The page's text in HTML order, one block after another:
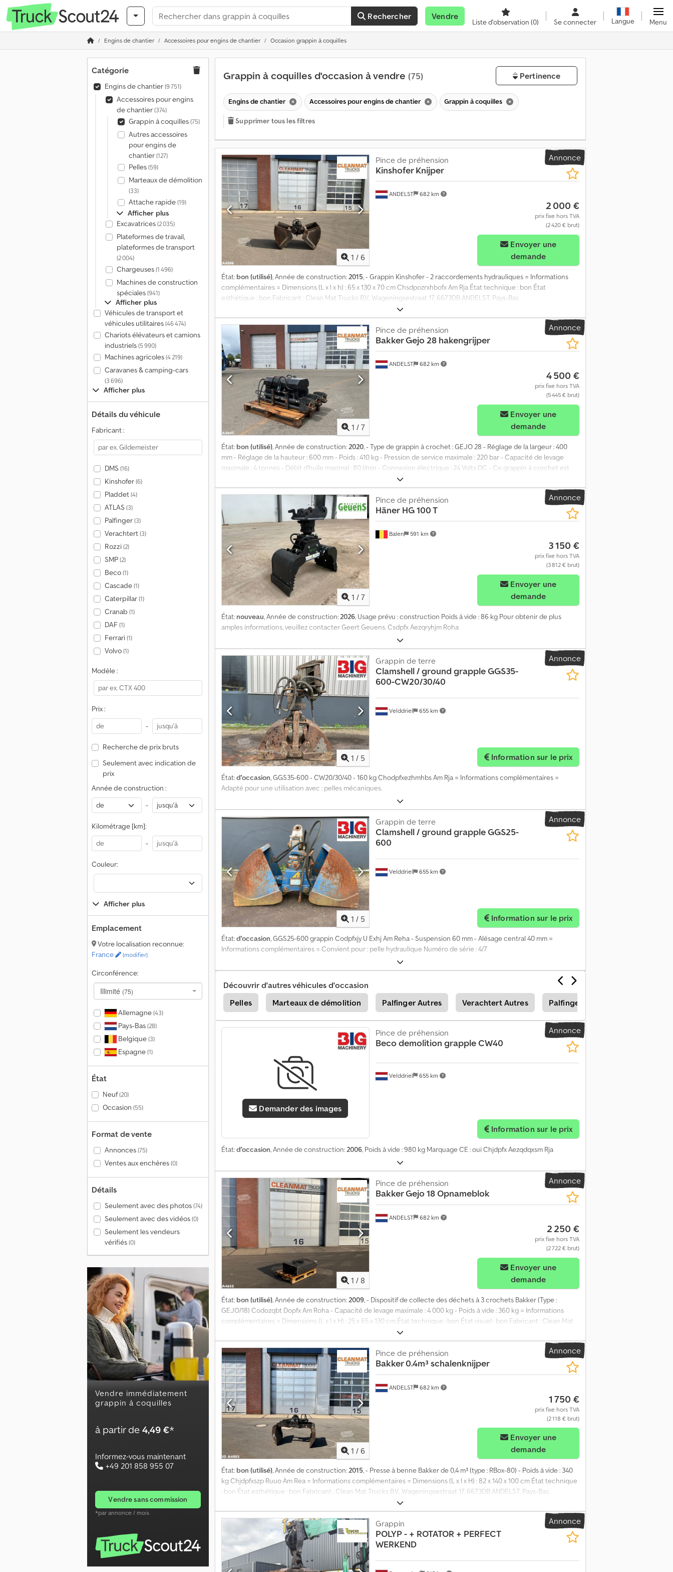
Rechercher Vendre
Liste d'observation (0) Se connecter Langue Menu
Engins de chantier Accessoires pour engins de chantier Occasion grappin à coquilles
Catégorie
Engins de chantier(9 751)
Accessoires pour engins
de chantier(374)
Grappin à coquilles(75)
Autres accessoires
pour engins de
chantier(127)
Pelles(59)
Marteaux de démolition
(33)
Attache rapide(19)
Afficher plus
Excavatrices(2 035)
Plateformes de travail,
plateformes de transport
(2 004)
Chargeuses(1 496)
Machines de construction
spéciales(941)
Afficher plus
Véhicules de transport et
véhicules utilitaires(46 474)
Chariots élévateurs et camions
industriels(5 990)
Machines agricoles(4 219)
Caravanes & camping-cars
(3 696)
Afficher plus
Détails du véhicule
Fabricant :
DMS (16)
Kinshofer(6)
Pladdet(4)
ATLAS (3)
Palfinger(3)
Verachtert(3)
Rozzi(2)
SMP(2)
Beco(1)
Cascade(1)
Caterpillar(1)
Cranab (1)
DAF (1)
Ferrari(1)
Volvo(1)
Modèle :
Prix :
-
Recherche de prix bruts
Seulement avec indication de
prix
Année de construction :
-
Kilométrage [km]:
-
Couleur:
Afficher plus
Emplacement
Votre localisation reconnue:
France
(modifier)
Circonférence:
Illimité (75)
Allemagne(43)
Pays-Bas(28)
Belgique(3)
Espagne(1)
État
Neuf(20)
Occasion (55)
Format de vente
Annonces(75)
Ventes aux enchères(0)
Détails
Seulement avec des photos(74)
Seulement avec des vidéos(0)
Seulement les vendeurs
vérifiés(0)
Vendre immédiatement
grappin à coquilles
à partir de4,49 €*
Informez-vous maintenant
+49 201 858 955 07
vendre sans commission
*par annonce / mois
Grappin à coquilles d'occasion à vendre (75) Pertinence
Engins de chantier Accessoires pour engins de chantier Grappin à coquilles
Supprimer tous les filtres
Annonce
1 / 6
ANDELST 682 km
Pince de préhension
Kinshofer Knijper
2 000 €
prix fixe hors TVA
(2 420 € brut)
demande
État: bon (utilisé), Année de construction:2015, - Grappin Kinshofer - 2 raccordements hydrauliques = Informations
complémentaires = Dimensions (L x l x h) : 65 x 130 x 70 cm Chsdpozrxhbofx Am Rja État technique : bon État
esthétique : bon Fabricant : Clean Mat Trucks B.V., Wageningsestraat 17, 6673DB ANDELST, Pays-Bas
Annonce
1 / 7
ANDELST 682 km
Pince de préhension
Bakker Gejo 28 hakengrijper
4 500 €
prix fixe hors TVA
(5 445 € brut)
demande
État: bon (utilisé), Année de construction:2020, - Type de grappin à crochet : GEJO 28 - Réglage de la largeur : 400
mm - Réglage de la hauteur : 600 mm - Poids : 410 kg - Pression de service maximale : 220 bar - Capacité de levage
maximale : 4 tonnes - Débit d'huile maximal : 80 l/min - Connexion électrique : 24 Volts DC - Ce grappin à crochet est
homologué jusqu'en février 2026 ! = Informations complémentaires = Dimensions (L x l x H) : 53 x 65 x 120 cm État
technique : bon État visuel : bon Cedpszrv Raefx Am Roha Fabricant : Clean Mat Trucks B.V. Wageningsestraat 17
6673DB ANDELST, NL
Annonce
1 / 7
Balen 591 km
Pince de préhension
Häner HG 100 T
3 150 €
prix fixe hors TVA
(3 812 € brut)
demande
État: nouveau, Année de construction:2026, Usage prévu : construction Poids à vide : 86 kg Pour obtenir de plus
amples informations, veuillez contacter Geert Geuens. Csdpfx Aezqryhjm Roha
Annonce
1 / 5
Velddriel 655 km
Grappin de terre
Clamshell / ground grapple GGS35-
600-CW20/30/40
Information sur le prix
État:d'occasion, GGS35-600 - CW20/30/40 - 160 kg Chodpfxezhmhbs Am Rja = Informations complémentaires =
Adapté pour une utilisation avec : pelles mécaniques.
Annonce
1 / 5
Velddriel 655 km
Grappin de terre
Clamshell / ground grapple GGS25-
600
Information sur le prix
État:d'occasion, GGS25-600 grappin Codpfxjy U Exhj Am Reha - Suspension 60 mm - Alésage central 40 mm =
Informations complémentaires = Convient pour : pelle hydraulique Numéro de série : 4/7
Découvrir d'autres véhicules d'occasion
Pelles
Marteaux de démolition Palfinger Autres Verachtert Autres Palfinger Autres Nacelles
Annonce
Demander des images
Velddriel 655 km
Pince de préhension
Becodemolition grapple CW40
Information sur le prix
État:d'occasion, Année de construction:2006, Poids à vide : 980 kg Marquage CE : oui Chjdpfx Aezqdqxsm Rja
Annonce
1 / 8
ANDELST 682 km
Pince de préhension
Bakker Gejo 18 Opnameblok
2 250 €
prix fixe hors TVA
(2 722 € brut)
demande
État: bon (utilisé), Année de construction:2009, - Dispositif de collecte des déchets à 3 crochets Bakker (Type :
GEJO/18) Codozqbt Dopfx Am Roha - Capacité de levage maximale : 4 000 kg - Poids à vide : 360 kg = Informations
complémentaires = Dimensions (L x l x H) : 25 x 65 x 130 cm État technique : bon État visuel : bon Fabricant : Clean Mat
Trucks B.V. Wageningsestraat 17 6673DB ANDELST, Pays-Bas
Annonce
1 / 6
ANDELST 682 km
Pince de préhension
Bakker 0.4m³ schalenknijper
1 750 €
prix fixe hors TVA
(2 118 € brut)
demande
État: bon (utilisé), Année de construction: 2015, - Presse à benne Bakker de 0,4 m³ (type : RBox-80) - Poids à vide : 340
kg Chjdpfxszp Ruuo Am Rea = Informations complémentaires = Dimensions (L x l x H) : 82 x 140 x 100 cm État technique
: bon État esthétique : bon Fabricant : Clean Mat Trucks B.V., Wageningsestraat 17, 6673DB ANDELST, Pays-Bas.
Annonce
Grappin
POLYP - + ROTATOR + PERFECT
WERKEND